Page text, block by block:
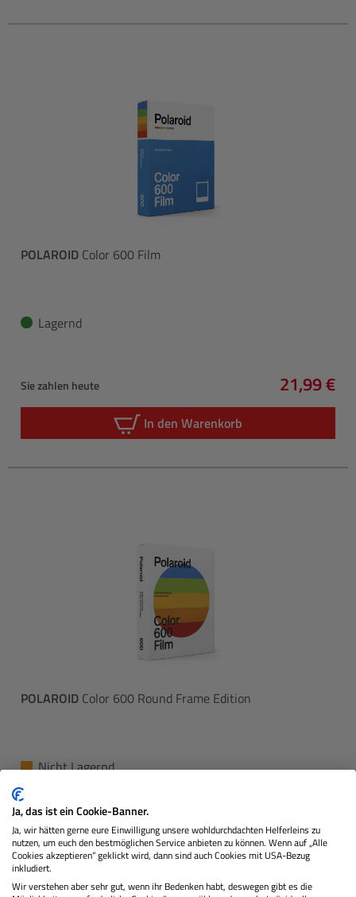
POLAROID Color 600 Film
Lagernd
Sie zahlen heute 21,99 €
In den Warenkorb
POLAROID Color 600 Round Frame Edition
Nicht Lagernd
Sie zahlen heute 27,99 €
In den Warenkorb
Ja, das ist ein Cookie-Banner.
Ja, wir hätten gerne eure Einwilligung unsere wohldurchdachten Helferleins zu
nutzen, um euch den bestmöglichen Service anbieten zu können. Wenn auf „Alle
Cookies akzeptieren“ geklickt wird, dann sind auch Cookies mit USA-Bezug
inkludiert.
Wir verstehen aber sehr gut, wenn ihr Bedenken habt, deswegen gibt es die